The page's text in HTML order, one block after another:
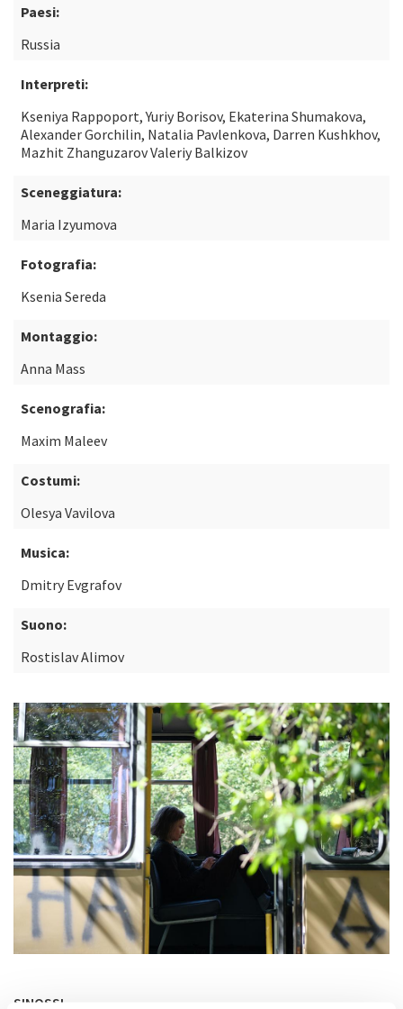
Paesi:
Russia
Interpreti:
Kseniya Rappoport, Yuriy Borisov, Ekaterina Shumakova,
Alexander Gorchilin, Natalia Pavlenkova, Darren Kushkhov,
Mazhit Zhanguzarov Valeriy Balkizov
Sceneggiatura:
Maria Izyumova
Fotografia:
Ksenia Sereda
Montaggio:
Anna Mass
Scenografia:
Maxim Maleev
Costumi:
Olesya Vavilova
Musica:
Dmitry Evgrafov
Suono:
Rostislav Alimov
SINOSSI